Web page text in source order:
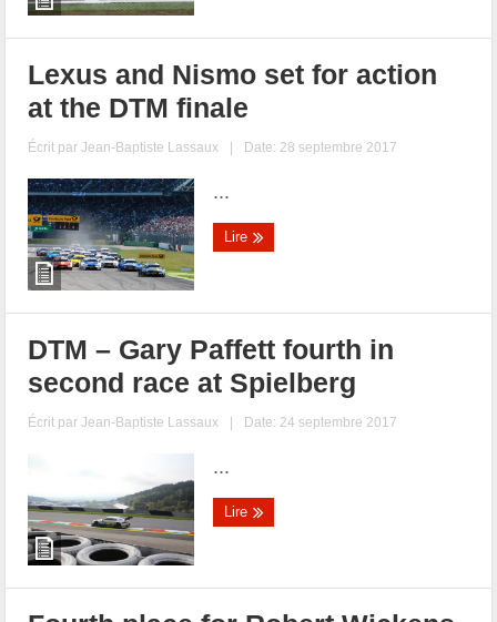
Lexus and Nismo set for action
at the DTM finale
Écrit parJean-Baptiste Lassaux | Date: 28 septembre 2017
...
Lire
DTM – Gary Paffett fourth in
second race at Spielberg
Écrit parJean-Baptiste Lassaux | Date: 24 septembre 2017
...
Lire